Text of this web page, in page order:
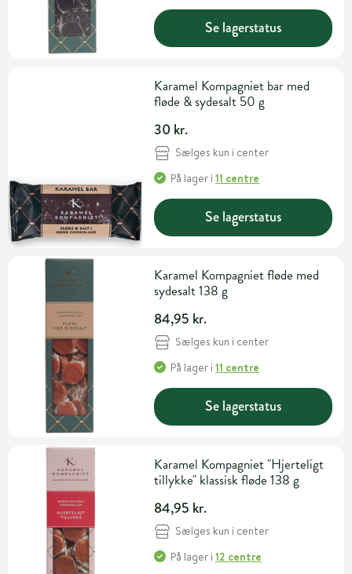
Se lagerstatus
Karamel Kompagniet bar med
fløde & sydesalt 50 g
30 kr.
Sælges kun i center
På lager i11 centre
Se lagerstatus
Karamel Kompagniet fløde med
sydesalt 138 g
84,95 kr.
Sælges kun i center
På lager i11 centre
Se lagerstatus
Karamel Kompagniet "Hjerteligt
tillykke" klassisk fløde 138 g
84,95 kr.
Sælges kun i center
På lager i12 centre